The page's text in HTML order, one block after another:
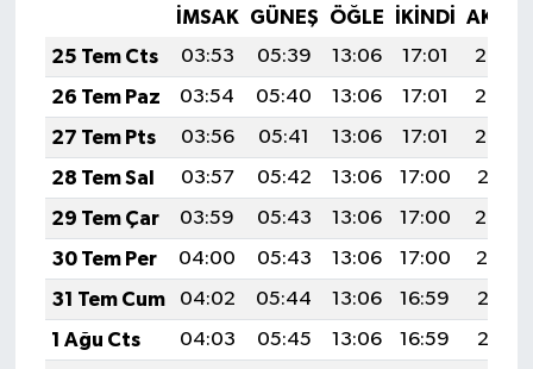
İMSAK GÜNEŞ ÖĞLE İKINDI
25 Tem Cts
03:53 05:39 13:06 17:01
20:23
26 Tem Paz
03:54 05:40 13:06 17:01
20:23
27 Tem Pts
03:56 05:41 13:06 17:01
20:22
28 Tem Sal
03:57 05:42 13:06 17:00
20:21
29 Tem Çar
03:59 05:43 13:06 17:00
20:20
30 Tem Per
04:00 05:43 13:06 17:00
20:19
31 Tem Cum
04:02 05:44 13:06 16:59
20:18
1 Ağu Cts
04:03 05:45 13:06 16:59
20:17